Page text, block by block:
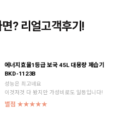
? 리얼고객후기!
에너지효율1등급 보국 45L 대용량 제습기
BKD-1123B
성능은 최고네요
이것저것 다 봤지만 가성비로도 일등입니다!
별점 ★★★★★